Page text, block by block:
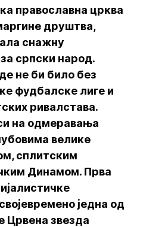
православна црква
друштва,
снажну
српски народ.
не би било без
фудбалске лиге и
ривалстава.
на одмеравања
велике
сплитским
Динамом. Прва
једна од
Црвена звезда